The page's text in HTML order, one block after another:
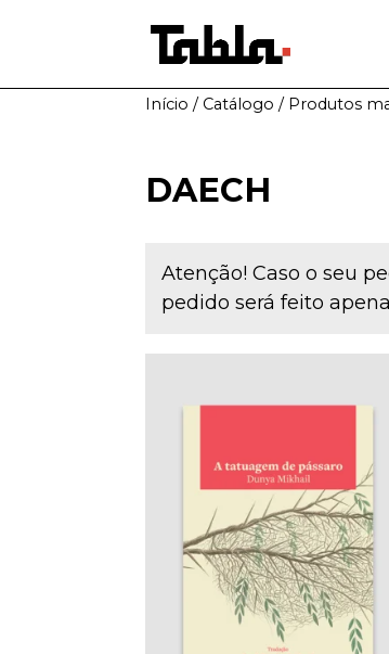
Início / Catálogo / Produtos
DAECH
Atenção! Caso o seu
pedido será feito